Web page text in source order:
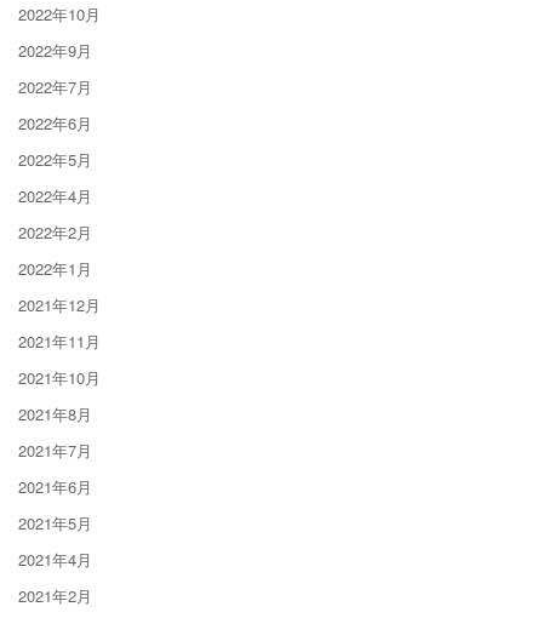
2022年10月
2022年9月
2022年7月
2022年6月
2022年5月
2022年4月
2022年2月
2022年1月
2021年12月
2021年11月
2021年10月
2021年8月
2021年7月
2021年6月
2021年5月
2021年4月
2021年2月